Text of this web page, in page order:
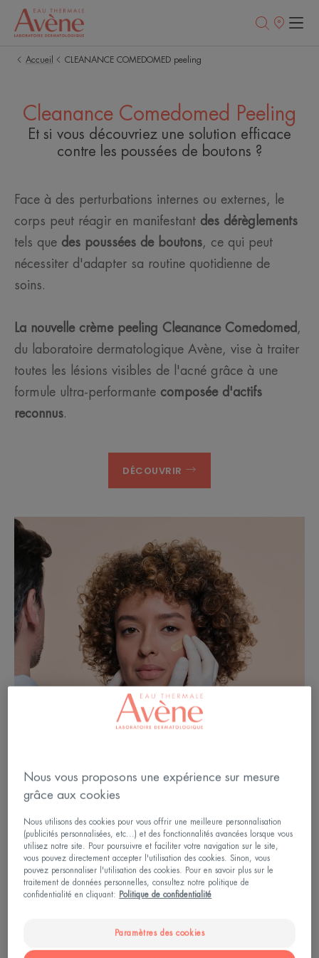
Points
Accueil
CLEANANCE COMEDOMED peeling
Cleanance Comedomed Peeling
Et si vous découvriez une solution efficace
contre les poussées de boutons ?
Face à des perturbations internes ou externes, le
corps peut réagir en manifestant des dérèglements
tels que des poussées de boutons, ce qui peut
nécessiter d'adapter sa routine quotidienne de
soins.
La nouvelle crème peeling Cleanance Comedomed ,
du laboratoire dermatologique Avène, vise à traiter
toutes les lésions visibles de l'acné grâce à une
formule ultra-performante composée d'actifs
reconnus.
DÉCOUVRIR
-92 % BOUTONS EN 15
JOURS*
Nous vous proposons une expérience sur mesure
grâce aux cookies
Nous utilisons des cookies pour vous offrir une meilleure personnalisation
(publicités personnalisées, etc...) et des fonctionnalités avancées lorsque vous
utilisez notre site. Pour poursuivre et faciliter votre navigation sur le site,
vous pouvez directement accepter l'utilisation des cookies. Sinon, vous
pouvez personnaliser l'utilisation des cookies. Pour en savoir plus sur le
traitement de données personnelles, consultez notre politique de
confidentialité en cliquant:
Politique de confidentialité
Paramètres des cookies